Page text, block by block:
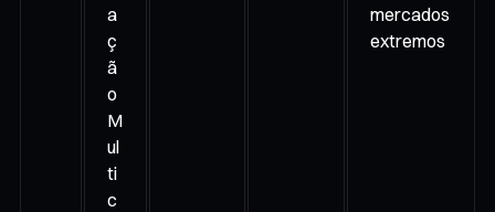
a
ç
ã
o
M
ul
ti
c
mercados
extremos